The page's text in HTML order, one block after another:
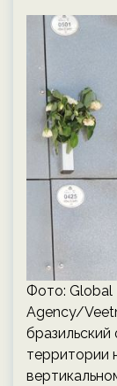
Фото: Global
Agency/
территории